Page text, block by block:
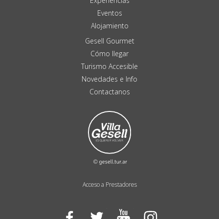
Acceso a Prestadores
Eventos
Alojamiento
Gesell Gourmet
Cómo llegar
Turismo Accesible
Novedades e Info
Contactanos
Facebook Twitter YouTube